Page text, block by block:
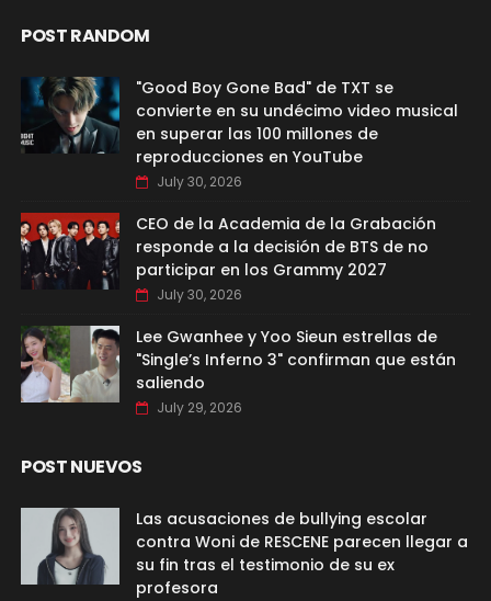
POST RANDOM
"Good Boy Gone Bad" de TXT se
convierte en su undécimo video musical
en superar las 100 millones de
reproducciones en YouTube
July 30, 2026
CEO de la Academia de la Grabación
responde a la decisión de BTS de no
participar en los Grammy 2027
July 30, 2026
Lee Gwanhee y Yoo Sieun estrellas de
"Single’s Inferno 3" confirman que están
saliendo
July 29, 2026
POST NUEVOS
Las acusaciones de bullying escolar
contra Woni de RESCENE parecen llegar a
su fin tras el testimonio de su ex
profesora